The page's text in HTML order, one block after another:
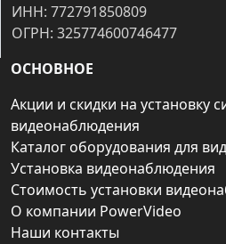
ИНН: 772791850809
ОГРН: 325774600746477
ОСНОВНОЕ
Акции и скидки на установку
видеонаблюдения
Каталог оборудования для
Установка видеонаблюдения
Стоимость установки
О компании PowerVideo
Наши контакты